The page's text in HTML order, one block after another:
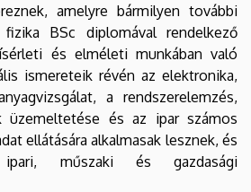
amelyre bármilyen további
BSc diplomával rendelkező
és elméleti munkában való
ismereteik révén az elektronika,
a rendszerelemzés,
üzemeltetése és az ipar számos
ellátására alkalmasak lesznek, és
ipari, műszaki és gazdasági